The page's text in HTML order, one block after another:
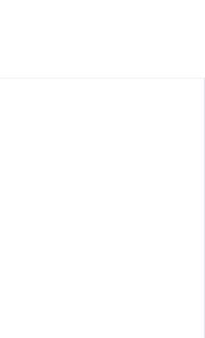
以促进更真实和
掌握有效沟通，